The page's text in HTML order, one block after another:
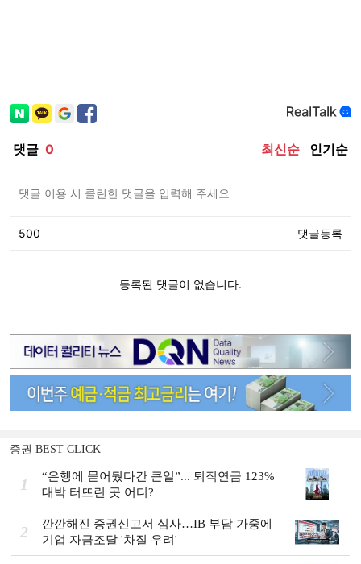
증권 BEST CLICK
1
“은행에 묻어뒀다간 큰일”... 퇴직연금 123%
대박 터뜨린 곳 어디?
2
깐깐해진 증권신고서 심사…IB 부담 가중에
기업 자금조달 '차질 우려'